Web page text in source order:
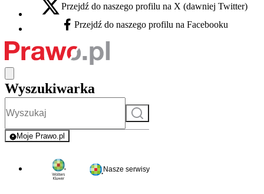
X - otwiera się w nowej karcie
Przejdź do naszego profilu na X (dawniej Twitter)
Facebook - otwiera się w nowej karcie
Przejdź do naszego profilu na Facebooku
Wyszukiwarka
Szukaj
Moje Prawo.pl
- rejestracja i logowanie do serwisu
Nasze serwisy